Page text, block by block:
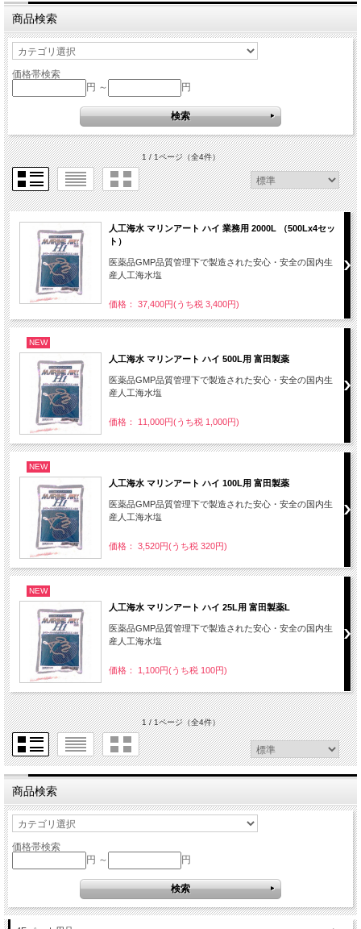
商品検索
価格帯検索
円 ～
円
1 / 1ページ（全4件）
人工海水 マリンアート ハイ 業務用 2000L （500Lx4セッ
ト）
医薬品GMP品質管理下で製造された安心・安全の国内生
産人工海水塩
価格： 37,400円(うち税 3,400円)
NEW
人工海水 マリンアート ハイ 500L用 富田製薬
医薬品GMP品質管理下で製造された安心・安全の国内生
産人工海水塩
価格： 11,000円(うち税 1,000円)
NEW
人工海水 マリンアート ハイ 100L用 富田製薬
医薬品GMP品質管理下で製造された安心・安全の国内生
産人工海水塩
価格： 3,520円(うち税 320円)
NEW
人工海水 マリンアート ハイ 25L用 富田製薬L
医薬品GMP品質管理下で製造された安心・安全の国内生
産人工海水塩
価格： 1,100円(うち税 100円)
1 / 1ページ（全4件）
商品検索
価格帯検索
円 ～
円